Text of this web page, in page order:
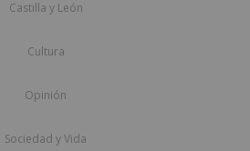
Castilla y León
Cultura
Opinión
Sociedad y Vida